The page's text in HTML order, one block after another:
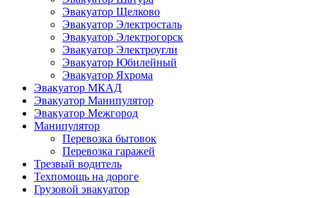
Эвакуатор Щелково
Эвакуатор Электросталь
Эвакуатор Электрогорск
Эвакуатор Электроугли
Эвакуатор Юбилейный
Эвакуатор Яхрома
Эвакуатор МКАД
Эвакуатор Манипулятор
Эвакуатор Межгород
Манипулятор
Перевозка бытовок
Перевозка гаражей
Трезвый водитель
Техпомощь на дороге
Грузовой эвакуатор